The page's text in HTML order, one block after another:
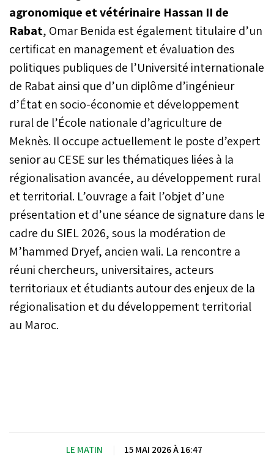
agronomique et vétérinaire Hassan II de
Rabat, Omar Benida est également titulaire d’un
certificat en management et évaluation des
politiques publiques de l’Université internationale
de Rabat ainsi que d’un diplôme d’ingénieur
d’État en socio-économie et développement
rural de l’École nationale d’agriculture de
Meknès. Il occupe actuellement le poste d’expert
senior au CESE sur les thématiques liées à la
régionalisation avancée, au développement rural
et territorial. L’ouvrage a fait l’objet d’une
présentation et d’une séance de signature dans le
cadre du SIEL 2026, sous la modération de
M’hammed Dryef, ancien wali. La rencontre a
réuni chercheurs, universitaires, acteurs
territoriaux et étudiants autour des enjeux de la
régionalisation et du développement territorial
au Maroc.
LE MATIN 15 MAI 2026 À 16:47